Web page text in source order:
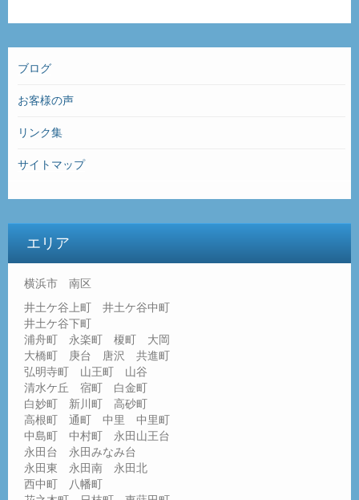
ブログ
お客様の声
リンク集
サイトマップ
エリア
横浜市 南区
井土ケ谷上町 井土ケ谷中町
井土ケ谷下町
浦舟町 永楽町 榎町 大岡
大橋町 庚台 唐沢 共進町
弘明寺町 山王町 山谷
清水ケ丘 宿町 白金町
白妙町 新川町 高砂町
高根町 通町 中里 中里町
中島町 中村町 永田山王台
永田台 永田みなみ台
永田東 永田南 永田北
西中町 八幡町